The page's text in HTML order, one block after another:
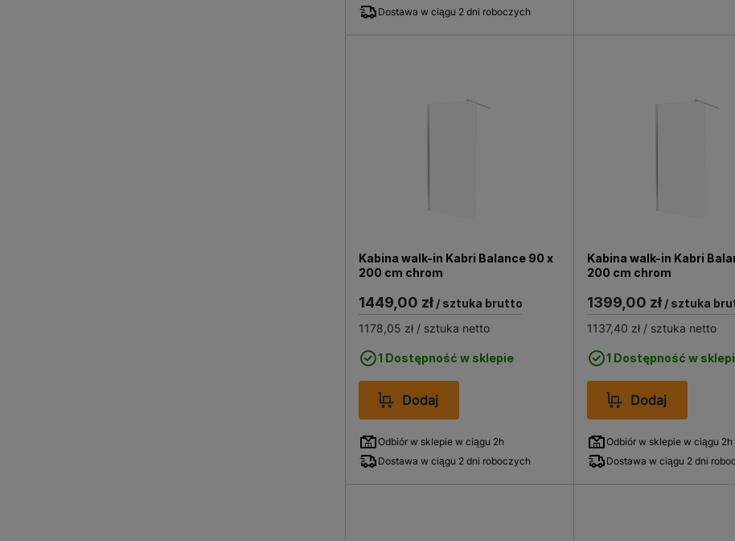
Dostawa w ciągu 2 dni roboczych
Kabina walk-in Kabri Balance 90 x
200 cm chrom
1449,00 zł/ sztuka brutto
1178,05 zł/ sztuka netto
1 Dostępność w sklepie
Dodaj
Odbiór w sklepie w ciągu 2h
Dostawa w ciągu 2 dni roboczych
Kabina walk-in Kabri
200 cm chrom
1399,00 zł/ sztuka
1137,40 zł/ sztuka netto
1 Dostępność w
Dodaj
Odbiór w sklepie w ciągu 2h
Dostawa w ciągu 2 dni